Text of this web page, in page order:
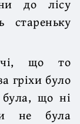
до лісу
стареньку
що то
гріхи було
що ні
не була